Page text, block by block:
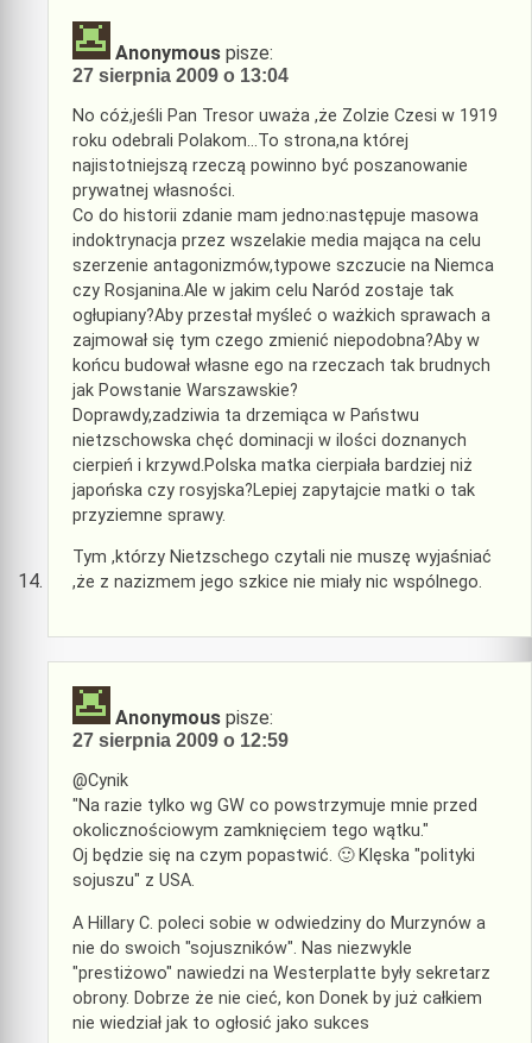
Anonymous pisze:
27 sierpnia 2009 o 13:04
No cóż,jeśli Pan Tresor uważa ,że Zolzie Czesi w 1919
roku odebrali Polakom…To strona,na której
najistotniejszą rzeczą powinno być poszanowanie
prywatnej własności.
Co do historii zdanie mam jedno:następuje masowa
indoktrynacja przez wszelakie media mająca na celu
szerzenie antagonizmów,typowe szczucie na Niemca
czy Rosjanina.Ale w jakim celu Naród zostaje tak
ogłupiany?Aby przestał myśleć o ważkich sprawach a
zajmował się tym czego zmienić niepodobna?Aby w
końcu budował własne ego na rzeczach tak brudnych
jak Powstanie Warszawskie?
Doprawdy,zadziwia ta drzemiąca w Państwu
nietzschowska chęć dominacji w ilości doznanych
cierpień i krzywd.Polska matka cierpiała bardziej niż
japońska czy rosyjska?Lepiej zapytajcie matki o tak
przyziemne sprawy.
Tym ,którzy Nietzschego czytali nie muszę wyjaśniać
,że z nazizmem jego szkice nie miały nic wspólnego.
Anonymous pisze:
27 sierpnia 2009 o 12:59
@Cynik
"Na razie tylko wg GW co powstrzymuje mnie przed
okolicznościowym zamknięciem tego wątku."
Oj będzie się na czym popastwić. 🙂 Klęska "polityki
sojuszu" z USA.
A Hillary C. poleci sobie w odwiedziny do Murzynów a
nie do swoich "sojuszników". Nas niezwykle
"prestiżowo" nawiedzi na Westerplatte były sekretarz
obrony. Dobrze że nie cieć, kon Donek by już całkiem
nie wiedział jak to ogłosić jako sukces